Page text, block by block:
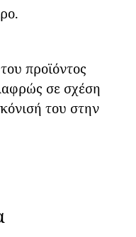
προϊόντος
σε σχέση
του στην